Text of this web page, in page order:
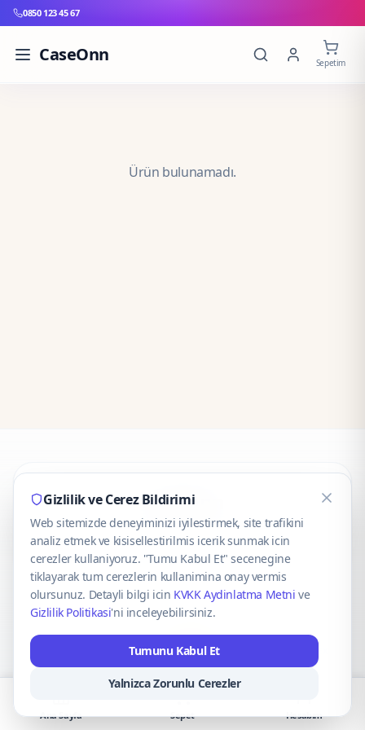
0850 123 45 67
CaseOnn Sepetim
Ürün bulunamadı.
CaseOnn
© 2025 CaseOnn. Tüm hakları saklıdır.
VISA Mastercard
Gizlilik ve Cerez Bildirimi
Web sitemizde deneyiminizi iyilestirmek, site trafikini
analiz etmek ve kisisellestirilmis icerik sunmak icin
cerezler kullaniyoruz. "Tumu Kabul Et" secenegine
tiklayarak tum cerezlerin kullanimina onay vermis
olursunuz. Detayli bilgi icin KVKK Aydinlatma Metni ve
Gizlilik Politikasi'ni inceleyebilirsiniz.
Tumunu Kabul Et
Yalnizca Zorunlu Cerezler
Ana Sayfa Sepet Hesabım